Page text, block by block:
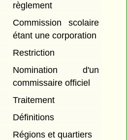
règlement
Commission scolaire
étant une corporation
Restriction
Nomination d'un
commissaire officiel
Traitement
Définitions
Régions et quartiers